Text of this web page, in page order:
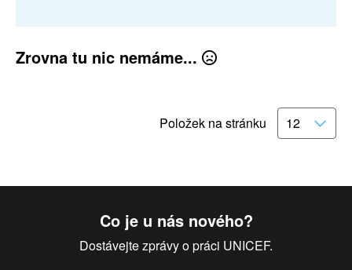
Zrovna tu nic nemáme...
Položek na stránku
Co je u nás nového?
Dostávejte zprávy o práci UNICEF.